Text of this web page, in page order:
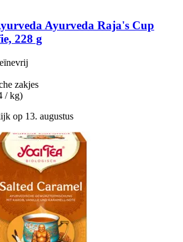
Ayurveda Raja's Cup
228 g
zakjes
/ kg)
op 13. augustus